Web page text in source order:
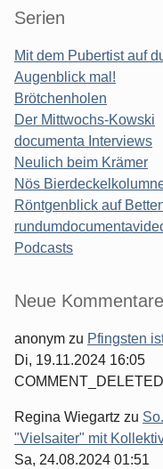
Serien
Mit dem Pubertist auf
Augenblick mal!
Brötchenholen
Der Mittwochs-Kowski
documenta Interviews
Neulich beim Krämer
Nös
Röntgenblick auf
Podcasts
Seitenleiste
Neue Kommentare
anonym zu Pfingsten
Di, 19.11.2024 16:05
COMMENT_DELETED
Regina Wiegartz zu
"Vielsaiter" mit
Sa, 24.08.2024 01:51